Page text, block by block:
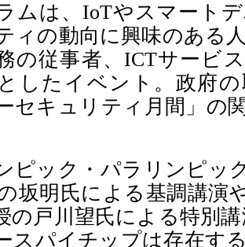
ムは、IoTやスマート
ィの動向に興味のある
の従事者、ICTサービ
したイベント。政府
セキュリティ月間」の
ピック・パラリンピッ
坂明氏による基調講演
の戸川望氏による特別
スパイチップは存在す